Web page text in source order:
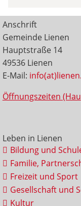
Anschrift
Gemeinde Lienen
Hauptstraße 14
49536 Lienen
E-Mail:
Öffnungszeiten
Leben in Lienen
Bildung und
Familie,
Freizeit und Sport
Gesellschaft und
Kultur